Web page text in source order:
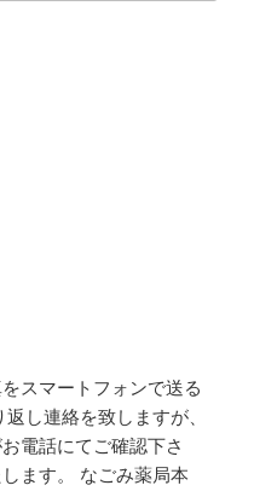
スマートフォンで送る
し連絡を致しますが、
電話にてご確認下さ
ます。 なごみ薬局本